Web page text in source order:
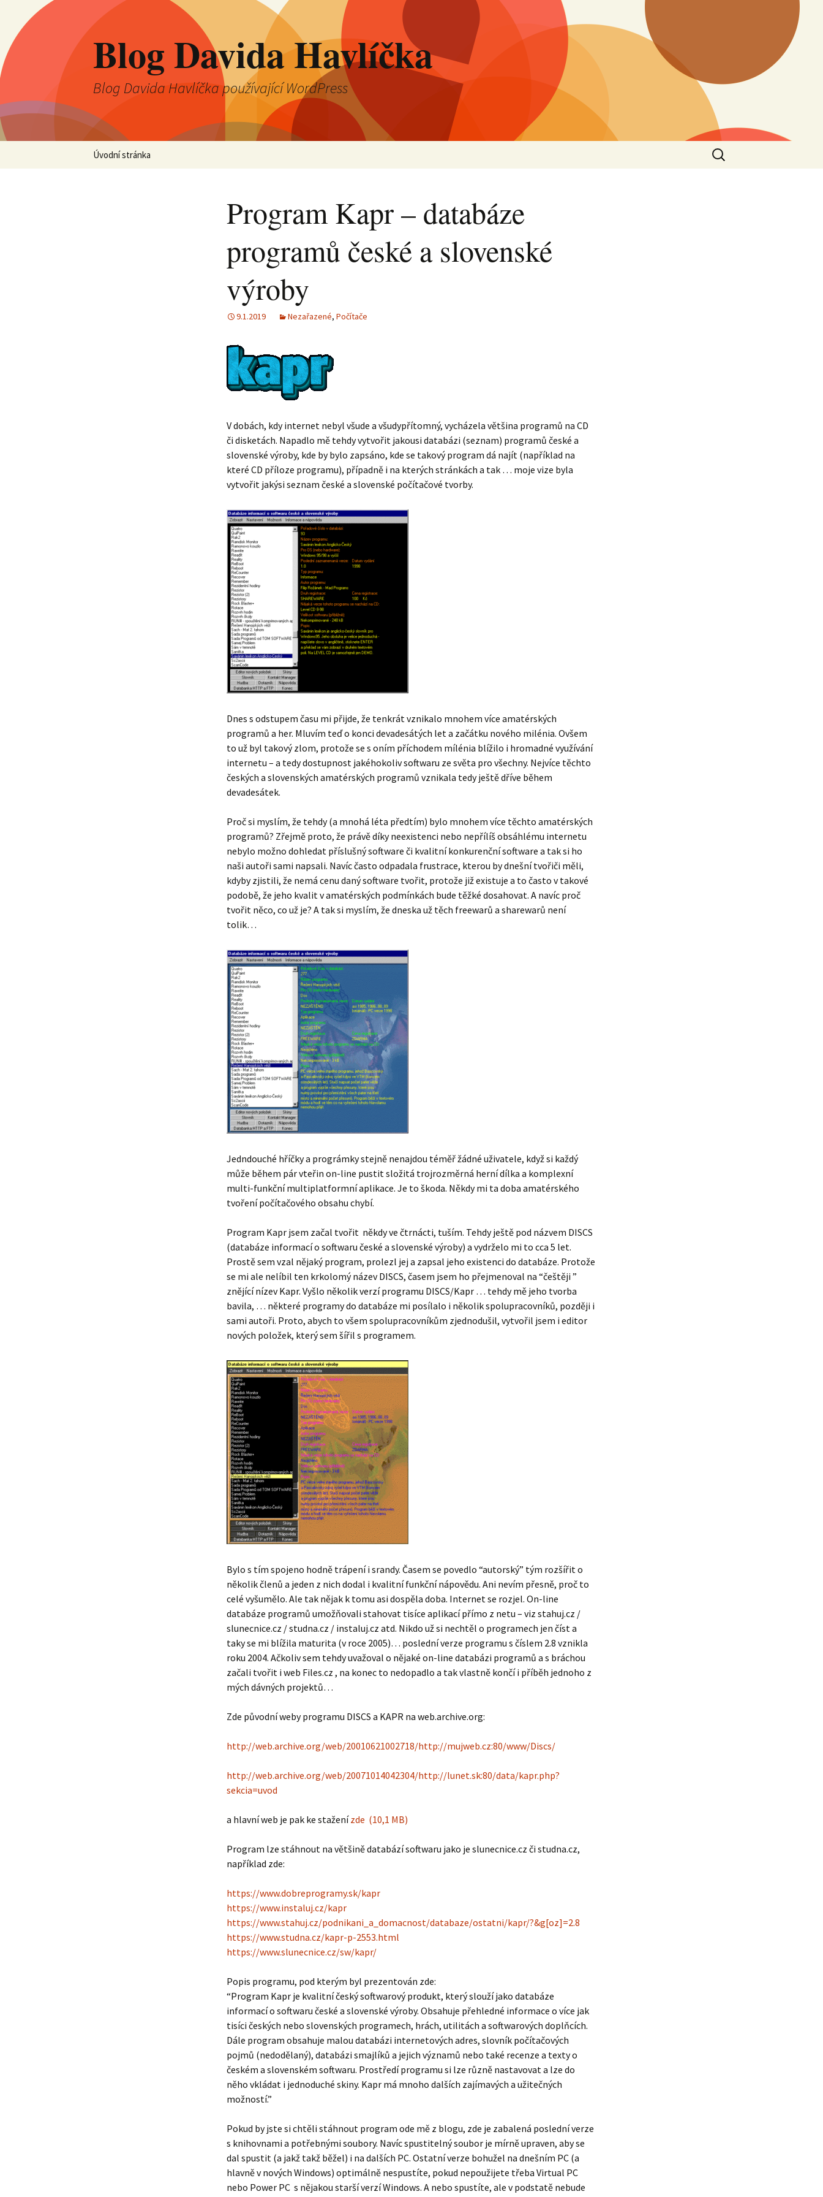
Blog Davida Havlíčka
Blog Davida Havlíčka používající WordPress
Přejít
Úvodní stránka
Vyhledávání
Program Kapr – databáze
programů české a slovenské
výroby
9.1.2019 Nezařazené, Počítače
V dobách, kdy internet nebyl všude a všudypřítomný, vycházela většina programů na CD
či disketách. Napadlo mě tehdy vytvořit jakousi databázi (seznam) programů české a
slovenské výroby, kde by bylo zapsáno, kde se takový program dá najít (například na
které CD příloze programu), případně i na kterých stránkách a tak … moje vize byla
vytvořit jakýsi seznam české a slovenské počítačové tvorby.
Dnes s odstupem času mi přijde, že tenkrát vznikalo mnohem více amatérských
programů a her. Mluvím teď o konci devadesátých let a začátku nového milénia. Ovšem
to už byl takový zlom, protože se s oním příchodem mílénia blížilo i hromadné využívání
internetu – a tedy dostupnost jakéhokoliv softwaru ze světa pro všechny. Nejvíce těchto
českých a slovenských amatérských programů vznikala tedy ještě dříve během
devadesátek.
Proč si myslím, že tehdy (a mnohá léta předtím) bylo mnohem více těchto amatérských
programů? Zřejmě proto, že právě díky neexistenci nebo nepřílíš obsáhlému internetu
nebylo možno dohledat příslušný software či kvalitní konkurenční software a tak si ho
naši autoři sami napsali. Navíc často odpadala frustrace, kterou by dnešní tvořiči měli,
kdyby zjistili, že nemá cenu daný software tvořit, protože již existuje a to často v takové
podobě, že jeho kvalit v amatérských podmínkách bude těžké dosahovat. A navíc proč
tvořit něco, co už je? A tak si myslím, že dneska už těch freewarů a sharewarů není
tolik…
Jedndouché hříčky a prográmky stejně nenajdou téměř žádné uživatele, když si každý
může během pár vteřin on-line pustit složitá trojrozměrná herní dílka a komplexní
multi-funkční multiplatformní aplikace. Je to škoda. Někdy mi ta doba amatérského
tvoření počítačového obsahu chybí.
Program Kapr jsem začal tvořit někdy ve čtrnácti, tuším. Tehdy ještě pod názvem DISCS
(databáze informací o softwaru české a slovenské výroby) a vydrželo mi to cca 5 let.
Prostě sem vzal nějaký program, prolezl jej a zapsal jeho existenci do databáze. Protože
se mi ale nelíbil ten krkolomý název DISCS, časem jsem ho přejmenoval na “češtěji ”
znějící nízev Kapr. Vyšlo několik verzí programu DISCS/Kapr … tehdy mě jeho tvorba
bavila, … některé programy do databáze mi posílalo i několik spolupracovníků, později i
sami autoři. Proto, abych to všem spolupracovníkům zjednodušil, vytvořil jsem i editor
nových položek, který sem šířil s programem.
Bylo s tím spojeno hodně trápení i srandy. Časem se povedlo “autorský” tým rozšířit o
několik členů a jeden z nich dodal i kvalitní funkční nápovědu. Ani nevím přesně, proč to
celé vyšumělo. Ale tak nějak k tomu asi dospěla doba. Internet se rozjel. On-line
databáze programů umožňovali stahovat tisíce aplikací přímo z netu – viz stahuj.cz /
slunecnice.cz / studna.cz / instaluj.cz atd. Nikdo už si nechtěl o programech jen číst a
taky se mi blížila maturita (v roce 2005)… poslední verze programu s číslem 2.8 vznikla
roku 2004. Ačkoliv sem tehdy uvažoval o nějaké on-line databázi programů a s bráchou
začali tvořit i web Files.cz , na konec to nedopadlo a tak vlastně končí i příběh jednoho z
mých dávných projektů…
Zde původní weby programu DISCS a KAPR na web.archive.org:
http://web.archive.org/web/20010621002718/http://mujweb.cz:80/www/Discs/
http://web.archive.org/web/20071014042304/http://lunet.sk:80/data/kapr.php?
sekcia=uvod
a hlavní web je pak ke staženízde (10,1 MB)
Program lze stáhnout na většině databází softwaru jako je slunecnice.cz či studna.cz,
například zde:
https://www.dobreprogramy.sk/kapr
https://www.instaluj.cz/kapr
https://www.stahuj.cz/podnikani_a_domacnost/databaze/ostatni/kapr/?&g[oz]=2.8
https://www.studna.cz/kapr-p-2553.html
https://www.slunecnice.cz/sw/kapr/
Popis programu, pod kterým byl prezentován zde:
“Program Kapr je kvalitní český softwarový produkt, který slouží jako databáze
informací o softwaru české a slovenské výroby. Obsahuje přehledné informace o více jak
tisíci českých nebo slovenských programech, hrách, utilitách a softwarových doplňcích.
Dále program obsahuje malou databázi internetových adres, slovník počítačových
pojmů (nedodělaný), databázi smajlíků a jejich významů nebo také recenze a texty o
českém a slovenském softwaru. Prostředí programu si lze různě nastavovat a lze do
něho vkládat i jednoduché skiny. Kapr má mnoho dalších zajímavých a užitečných
možností.”
Pokud by jste si chtěli stáhnout program ode mě z blogu, zde je zabalená poslední verze
s knihovnami a potřebnými soubory. Navíc spustitelný soubor je mírně upraven, aby se
dal spustit (a jakž takž běžel) i na dalších PC. Ostatní verze bohužel na dnešním PC (a
hlavně v nových Windows) optimálně nespustíte, pokud nepoužijete třeba Virtual PC
nebo Power PC s nějakou starší verzí Windows. A nebo spustíte, ale v podstatě nebude